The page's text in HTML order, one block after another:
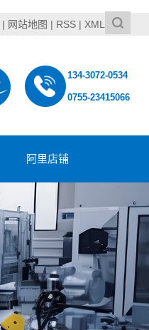
| 网站地图 | RSS | XML
134-3072-0534
0755-23415066
阿里店铺